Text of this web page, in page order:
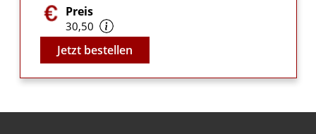
Preis
30,50
Video
Jetzt bestellen